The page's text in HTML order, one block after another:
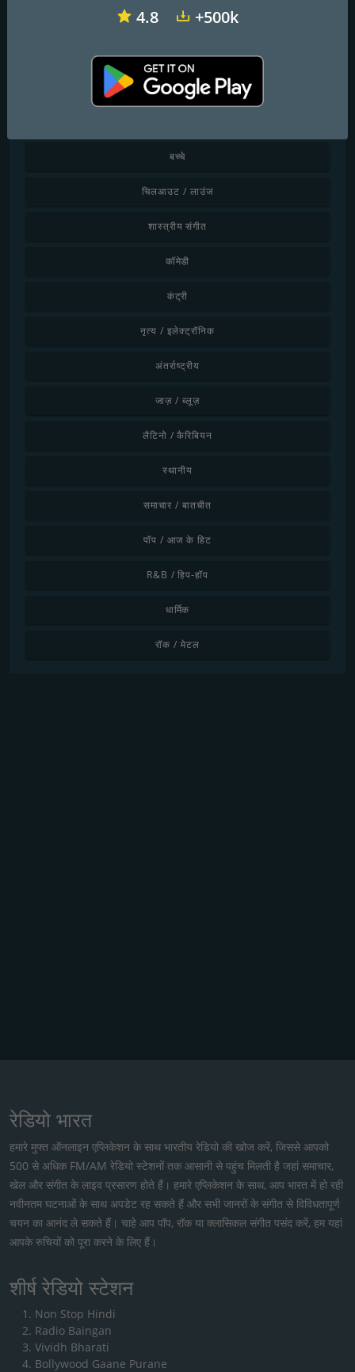
बच्चे
चिलआउट / लाउंज
शास्त्रीय संगीत
कॉमेडी
कंट्री
नृत्य / इलेक्ट्रॉनिक
अंतर्राष्ट्रीय
जाज़ / ब्लूज़
लैटिनो / कैरिबियन
स्थानीय
समाचार / बातचीत
पॉप / आज के हिट
R&B / हिप-हॉप
धार्मिक
रॉक / मेटल
रेडियो भारत
हमारे मुफ्त ऑनलाइन एप्लिकेशन के साथ भारतीय रेडियो की खोज करें, जिससे आपको
500 से अधिक FM/AM रेडियो स्टेशनों तक आसानी से पहुंच मिलती है जहां समाचार,
खेल और संगीत के लाइव प्रसारण होते हैं। हमारे एप्लिकेशन के साथ, आप भारत में हो रही
नवीनतम घटनाओं के साथ अपडेट रह सकते हैं और सभी जानरों के संगीत से विविधतापूर्ण
चयन का आनंद ले सकते हैं। चाहे आप पॉप, रॉक या क्लासिकल संगीत पसंद करें, हम यहां
आपके रुचियों को पूरा करने के लिए हैं।
शीर्ष रेडियो स्टेशन
Non Stop Hindi
Radio Baingan
Vividh Bharati
Bollywood Gaane Purane
4.8 +500k